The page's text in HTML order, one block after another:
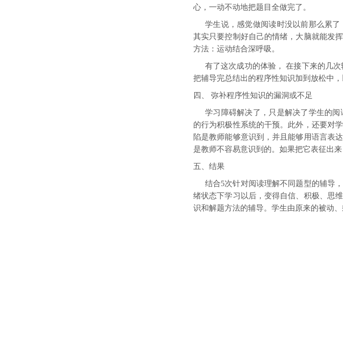
心，一动不动地把题目全做完了。
学生说，感觉做阅读时没以前那么累
其实只要控制好自己的情绪，大脑就能发
方法：运动结合深呼吸。
有了这次成功的体验， 在接下来的几次
把辅导完总结出的程序性知识加到放松中，
四、 弥补程序性知识的漏洞或不足
学习障碍解决了，只是解决了学生的
的行为积极性系统的干预。此外，还要对
陷是教师能够意识到，并且能够用语言表
是教师不容易意识到的。如果把它表征出
五、结果
结合5次针对阅读理解不同题型的辅导
绪状态下学习以后，变得自信、积极、思
识和解题方法的辅导。学生由原来的被动